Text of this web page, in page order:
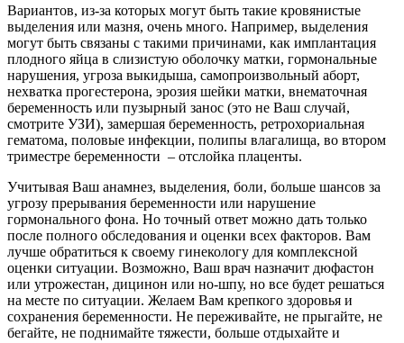
Вариантов, из-за которых могут быть такие кровянистые
выделения или мазня, очень много. Например, выделения
могут быть связаны с такими причинами, как имплантация
плодного яйца в слизистую оболочку матки, гормональные
нарушения, угроза выкидыша, самопроизвольный аборт,
нехватка прогестерона, эрозия шейки матки, внематочная
беременность или пузырный занос (это не Ваш случай,
смотрите УЗИ), замершая беременность, ретрохориальная
гематома, половые инфекции, полипы влагалища, во втором
триместре беременности – отслойка плаценты.
Учитывая Ваш анамнез, выделения, боли, больше шансов за
угрозу прерывания беременности или нарушение
гормонального фона. Но точный ответ можно дать только
после полного обследования и оценки всех факторов. Вам
лучше обратиться к своему гинекологу для комплексной
оценки ситуации. Возможно, Ваш врач назначит дюфастон
или утрожестан, дицинон или но-шпу, но все будет решаться
на месте по ситуации. Желаем Вам крепкого здоровья и
сохранения беременности. Не переживайте, не прыгайте, не
бегайте, не поднимайте тяжести, больше отдыхайте и